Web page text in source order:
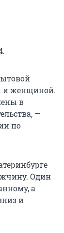
и женщиной.
в
—
по
Один
а
и